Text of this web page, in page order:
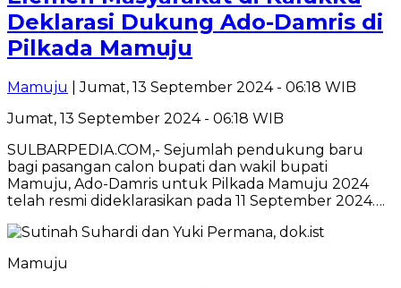
Deklarasi Dukung Ado-Damris di
Pilkada Mamuju
Mamuju
| Jumat, 13 September 2024 - 06:18 WIB
Jumat, 13 September 2024 - 06:18 WIB
SULBARPEDIA.COM,- Sejumlah pendukung baru
bagi pasangan calon bupati dan wakil bupati
Mamuju, Ado-Damris untuk Pilkada Mamuju 2024
telah resmi dideklarasikan pada 11 September 2024….
Mamuju